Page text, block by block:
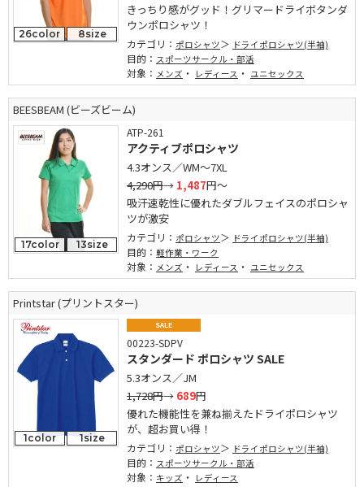
26color 8size
きっちり感がグッド！グリマードライボタンダ
ウンポロシャツ！
カテゴリ： ポロシャツ ドライポロシャツ(半袖)
目的： スポーツサークル・部活
対象： メンズ ・ レディース ・ ユニセックス
BEESBEAM (ビーズビーム)
17color 13size
ATP-261
アクティブポロシャツ
4.3オンス／WM～7XL
4,290円→ 1,487円～
吸汗速乾性に優れたダブルフェイスのポロシャ
ツが激安
カテゴリ： ポロシャツ ドライポロシャツ(半袖)
目的： 軽作業・ワーク
対象： メンズ ・ レディース ・ ユニセックス
Printstar (プリントスター)
1color 1size
SALE
00223-SDPV
スタンダード ポロシャツ SALE
5.3オンス／JM
1,728円→ 689円
優れた機能性を兼ね揃えたドライポロシャツ
が、超お買い得！
カテゴリ： ポロシャツ ドライポロシャツ(半袖)
目的： スポーツサークル・部活
対象： キッズ ・ レディース